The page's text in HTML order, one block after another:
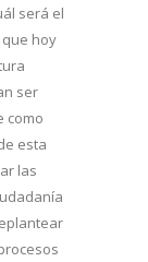
será el
hoy
ser
como
esta
las